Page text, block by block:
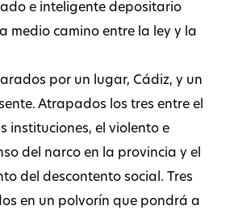
e inteligente depositario
medio camino entre la ley y la
por un lugar, Cádiz, y un
Atrapados los tres entre el
instituciones, el violento e
del narco en la provincia y el
del descontento social. Tres
en un polvorín que pondrá a